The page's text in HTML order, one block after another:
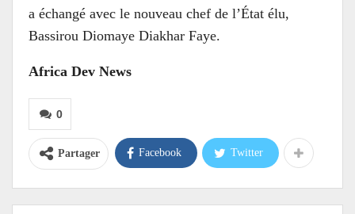
a échangé avec le nouveau chef de l’État élu,
Bassirou Diomaye Diakhar Faye.
Africa Dev News
0
Partager Facebook Twitter